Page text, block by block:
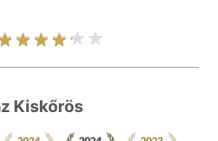
Kiskőrös